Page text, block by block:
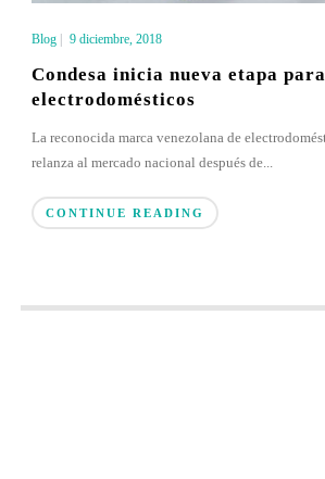
Blog| 9 diciembre, 2018
Condesa inicia nueva etapa
electrodomésticos
La reconocida marca venezolana de
relanza al mercado nacional después de...
CONTINUE READING